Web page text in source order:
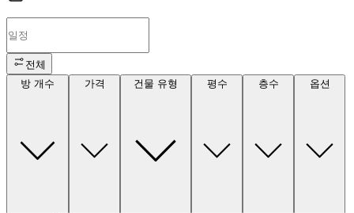
전체
방 개수
가격 건물 유형 평수 층수 옵션